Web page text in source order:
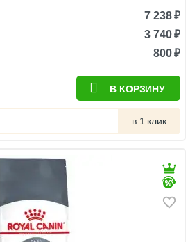
7 238₽
3 740₽
800₽
В КОРЗИНУ
в 1 клик